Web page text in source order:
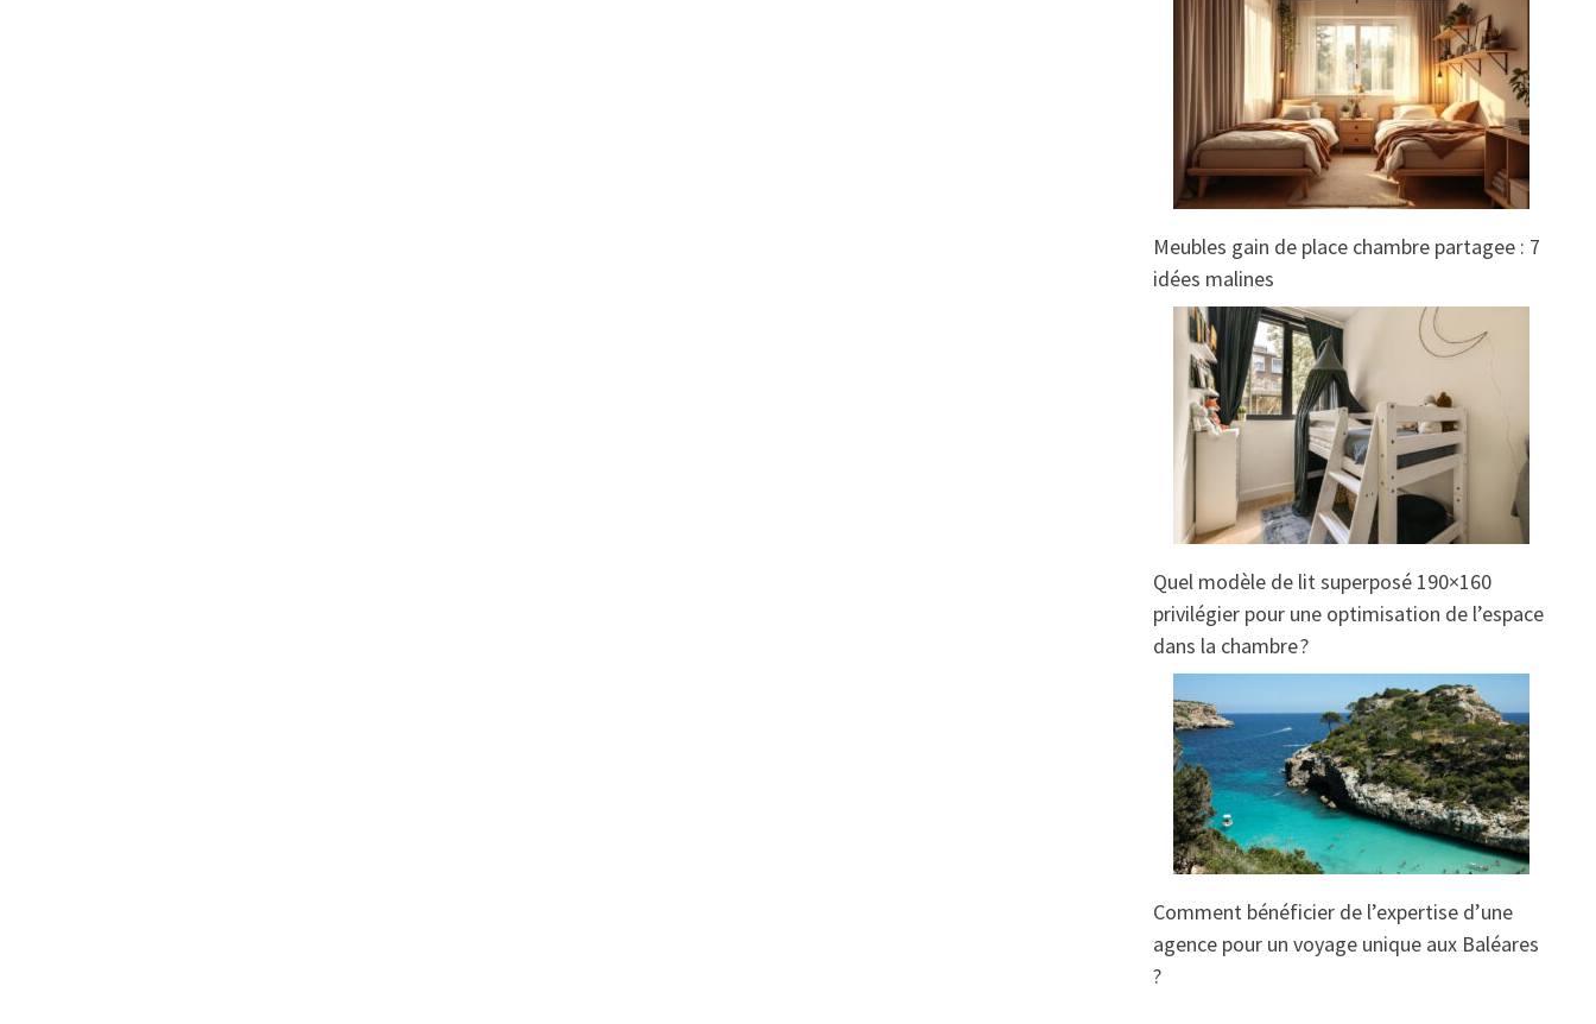
Meubles gain de place chambre partagee : 7
idées malines
Quel modèle de lit superposé 190×160
privilégier pour une optimisation de l’espace
dans la chambre ?
Comment bénéficier de l’expertise d’une
agence pour un voyage unique aux Baléares
?